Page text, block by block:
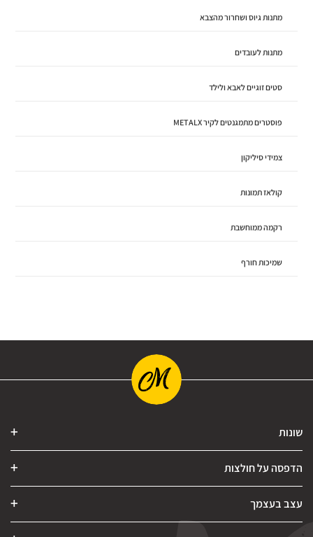
מתנות גיוס ושחרור מהצבא
מתנות לעובדים
סטים זוגיים לאבא ולילד
פוסטרים מתמגנטים לקיר METALX
צמידי סיליקון
קולאז תמונות
רקמה ממוחשבת
שמיכות חורף
שונות
הדפסה על חולצות
עצב בעצמך